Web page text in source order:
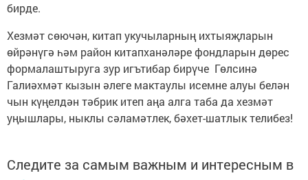
бирде.
Хезмәт сөючән, китап укучыларның ихтыяҗларын
өйрәнүгә һәм район китапханәләре фондларын дөрес
формалаштыруга зур игътибар бирүче Гөлсинә
Галиәхмәт кызын әлеге мактаулы исемне алуы белән
чын күңелдән тәбрик итеп аңа алга таба да хезмәт
уңышлары, ныклы сәламәтлек, бәхет-шатлык телибез!
Следите за самым важным и интересным в